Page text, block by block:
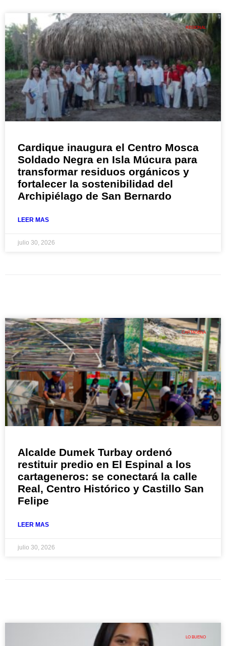
REGIONAL
Cardique inaugura el Centro Mosca
Soldado Negra en Isla Múcura para
transformar residuos orgánicos y
fortalecer la sostenibilidad del
Archipiélago de San Bernardo
LEER MAS
julio 30, 2026
CARTAGENA
Alcalde Dumek Turbay ordenó
restituir predio en El Espinal a los
cartageneros: se conectará la calle
Real, Centro Histórico y Castillo San
Felipe
LEER MAS
julio 30, 2026
LO BUENO